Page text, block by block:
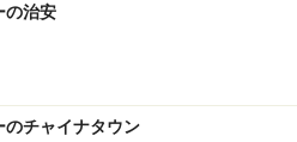
の治安
のチャイナタウン